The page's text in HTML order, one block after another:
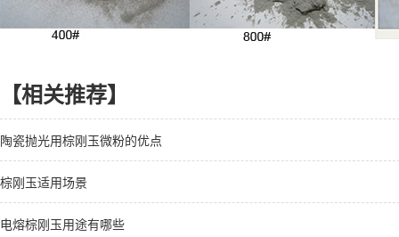
【相关推荐】
陶瓷抛光用棕刚玉微粉的优点
棕刚玉适用场景
电熔棕刚玉用途有哪些